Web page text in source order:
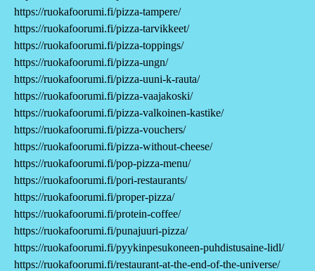
https://ruokafoorumi.fi/pizza-tampere/
https://ruokafoorumi.fi/pizza-tarvikkeet/
https://ruokafoorumi.fi/pizza-toppings/
https://ruokafoorumi.fi/pizza-ungn/
https://ruokafoorumi.fi/pizza-uuni-k-rauta/
https://ruokafoorumi.fi/pizza-vaajakoski/
https://ruokafoorumi.fi/pizza-valkoinen-kastike/
https://ruokafoorumi.fi/pizza-vouchers/
https://ruokafoorumi.fi/pizza-without-cheese/
https://ruokafoorumi.fi/pop-pizza-menu/
https://ruokafoorumi.fi/pori-restaurants/
https://ruokafoorumi.fi/proper-pizza/
https://ruokafoorumi.fi/protein-coffee/
https://ruokafoorumi.fi/punajuuri-pizza/
https://ruokafoorumi.fi/pyykinpesukoneen-puhdistusaine-lidl/
https://ruokafoorumi.fi/restaurant-at-the-end-of-the-universe/